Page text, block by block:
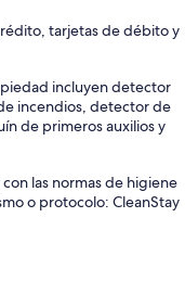
tarjetas de débito y
incluyen detector
incendios, detector de
de primeros auxilios y
las normas de higiene
o protocolo: CleanStay